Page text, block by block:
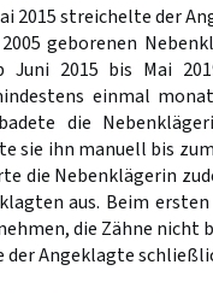
2015 streichelte der
geborenen
Juni 2015 bis Mai
einmal
die
sie ihn manuell bis
die Nebenklägerin
aus. Beim
die Zähne
Angeklagte